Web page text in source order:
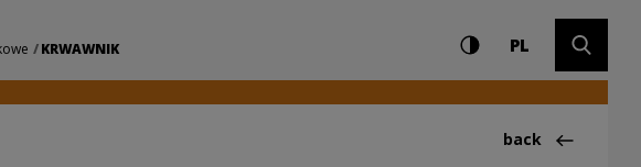
Kultury
KRWAWNIK Settings and search
High contrast
PLCHANGE
Back
back